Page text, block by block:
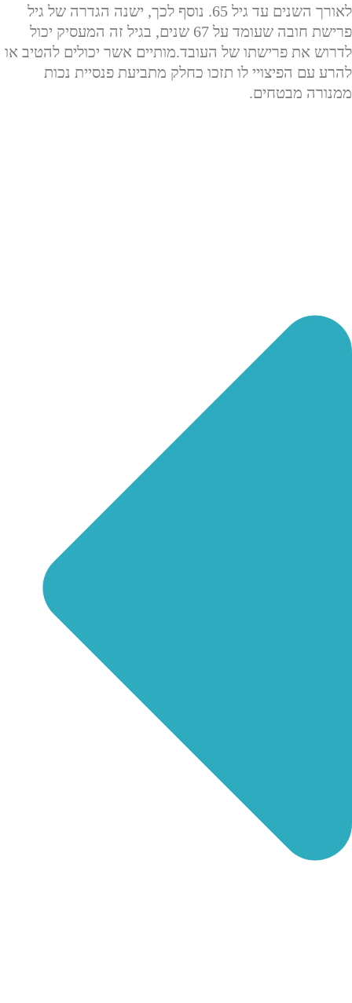
לאורך השנים עד גיל 65. נוסף לכך, ישנה הגדרה של גיל
פרישת חובה שעומד על 67 שנים, בגיל זה המעסיק יכול
לדרוש את פרישתו של העובד.מותיים אשר יכולים להטיב או
להרע עם הפיצויי לו תזכו כחלק מתביעת פנסיית נכות
ממנורה מבטחים.